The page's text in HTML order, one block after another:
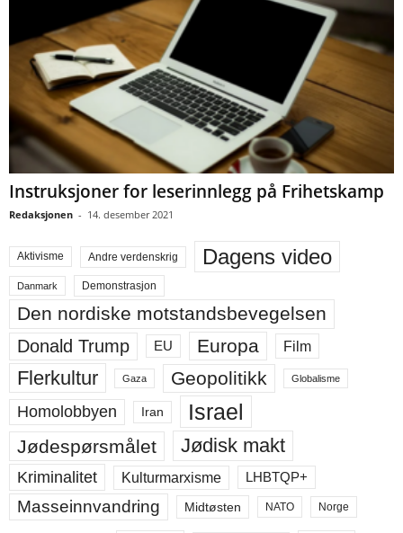
Instruksjoner for leserinnlegg på Frihetskamp
Redaksjonen - 14. desember 2021
Aktivisme Andre verdenskrig Dagens video
Danmark Demonstrasjon
Den nordiske motstandsbevegelsen
Donald Trump EU Europa Film
Flerkultur Gaza Geopolitikk Globalisme
Homolobbyen Iran Israel
Jødespørsmålet Jødisk makt
Kriminalitet Kulturmarxisme LHBTQP+
Masseinnvandring Midtøsten NATO Norge